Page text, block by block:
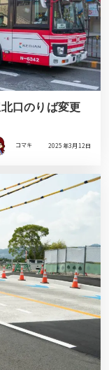
口のりば変更
コマキ 2025年3月12日